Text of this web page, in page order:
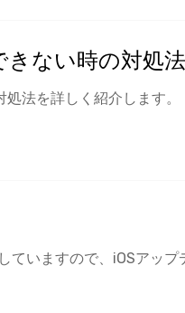
ない時の対処
法を詳しく紹介します。
ていますので、iOSアッ